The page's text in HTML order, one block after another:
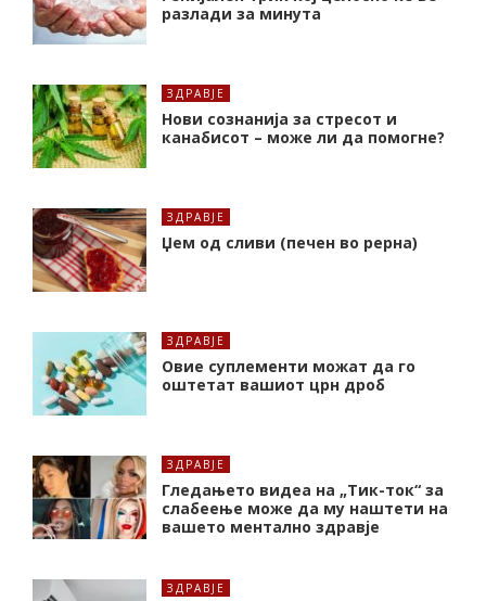
разлади за минута
ЗДРАВЈЕ
Нови сознанија за стресот и
канабисот – може ли да помогне?
ЗДРАВЈЕ
Џем од сливи (печен во рерна)
ЗДРАВЈЕ
Oвие суплементи можат да го
оштетат вашиот црн дроб
ЗДРАВЈЕ
Гледањето видеа на „Тик-ток“ за
слабеење може да му наштети на
вашето ментално здравје
ЗДРАВЈЕ